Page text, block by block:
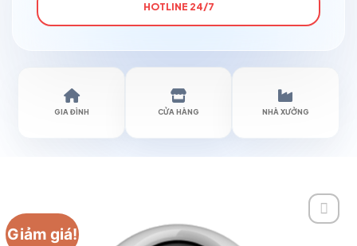
HOTLINE 24/7
GIA ĐÌNH CỬA HÀNG NHÀ XƯỞNG
Giảm giá!